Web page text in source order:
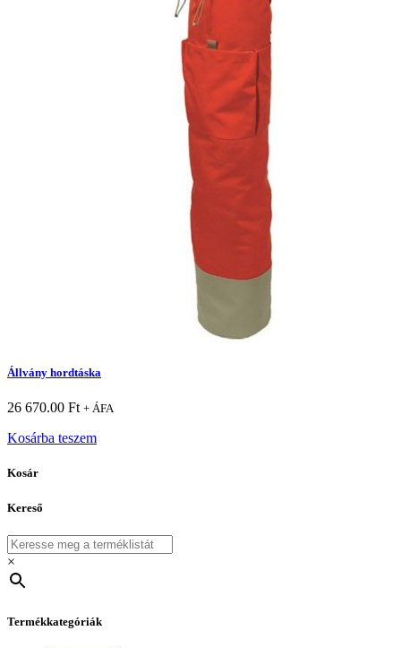
Állvány hordtáska
26 670.00 Ft + ÁFA
Kosárba teszem
Kosár
Kereső
×
Termékkategóriák